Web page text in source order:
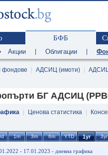
БФБ
Акции Облигации
фондове АДСИЦ (имоти)
БГ АДСИЦ
Ценова статистика
- 17.01.2023 - дневна графика